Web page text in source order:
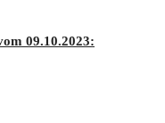
09.10.2023: